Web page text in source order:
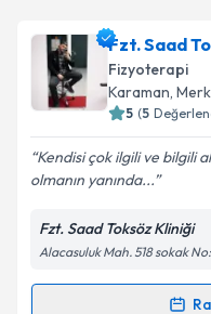
Fzt. Saad
Fizyoterapi
Karaman,
5 (5
Kendisi çok ilgili ve bilgili
olmanın yanında...
Fzt. Saad Toksöz Kliniği
Alacasuluk Mah. 518 sokak